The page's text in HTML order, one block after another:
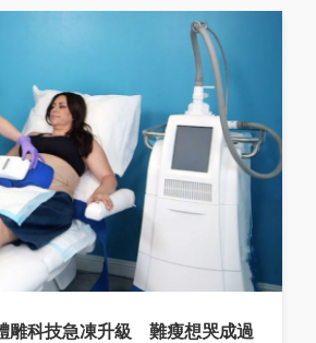
雕科技急凍升級 難瘦想哭成過